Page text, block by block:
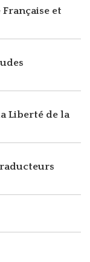
et
Liberté de la